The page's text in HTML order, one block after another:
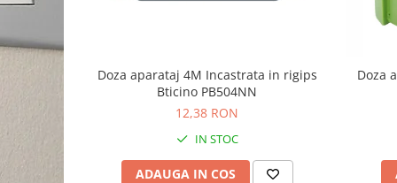
Doza aparataj 4M Incastrata in rigips
Bticino PB504NN
12,38 RON
IN STOC
ADAUGA IN COS
Doza